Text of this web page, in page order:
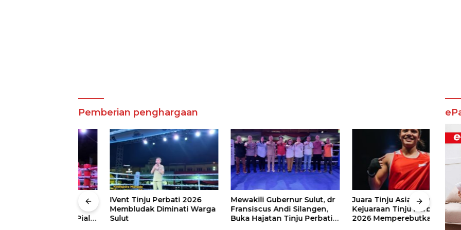
Pemberian penghargaan
IVent Tinju Perbati 2026
Membludak Diminati Warga
Sulut
Mewakili Gubernur Sulut, dr
Fransiscus Andi Silangen,
Buka Hajatan Tinju Perbati
Juara Tinju Asia Ramaikan
Kejuaraan Tinju Perbati
2026 Memperebutkan Piala
dan